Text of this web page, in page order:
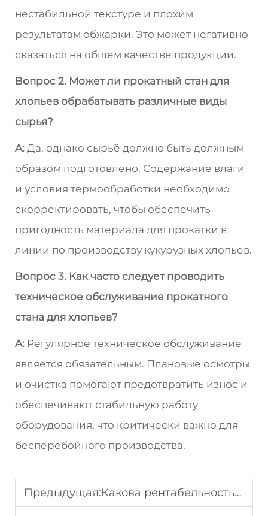
нестабильной текстуре и плохим
результатам обжарки. Это может негативно
сказаться на общем качестве продукции.
Вопрос 2. Может ли прокатный стан для
хлопьев обрабатывать различные виды
сырья?
A: Да, однако сырьё должно быть должным
образом подготовлено. Содержание влаги
и условия термообработки необходимо
скорректировать, чтобы обеспечить
пригодность материала для прокатки в
линии по производству кукурузных хлопьев.
Вопрос 3. Как часто следует проводить
техническое обслуживание прокатного
стана для хлопьев?
A: Регулярное техническое обслуживание
является обязательным. Плановые осмотры
и очистка помогают предотвратить износ и
обеспечивают стабильную работу
оборудования, что критически важно для
бесперебойного производства.
Предыдущая:Какова рентабельность инвестиций (ROI) для небольшой машины для производства кукурузных хлопьев